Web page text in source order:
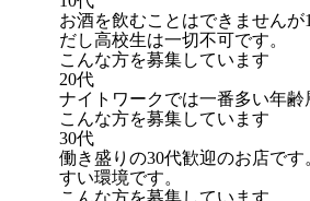
お酒を飲むことはできませんが
だし高校生は一切不可です。
こんな方を募集しています
20代
ナイトワークでは一番多い年齢
こんな方を募集しています
30代
働き盛りの30代歓迎のお店で
すい環境です。
こんな方を募集しています